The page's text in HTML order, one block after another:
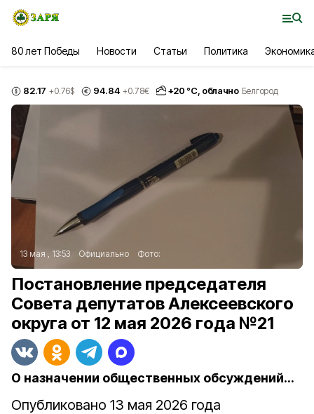
80 лет Победы Новости Статьи Политика
82.17 +0.76$ 94.84 +0.78€ +20 °С, облачно Белгород
13 мая , 13:53 Официально Фото:
Постановление председателя
Совета депутатов Алексеевского
округа от 12 мая 2026 года №21
О назначении общественных обсуждений...
Опубликовано 13 мая 2026 года